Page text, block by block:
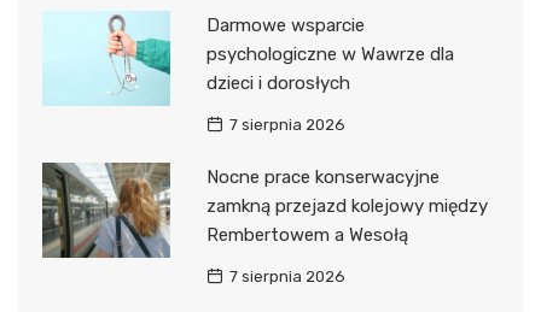
Darmowe wsparcie
psychologiczne w Wawrze dla
dzieci i dorosłych
7 sierpnia 2026
Nocne prace konserwacyjne
zamkną przejazd kolejowy między
Rembertowem a Wesołą
7 sierpnia 2026